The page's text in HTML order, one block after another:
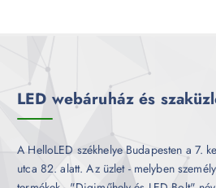
LED webáruház és
A HelloLED székhelye Budapesten a 7.
utca 82. alatt. Az üzlet - melyben